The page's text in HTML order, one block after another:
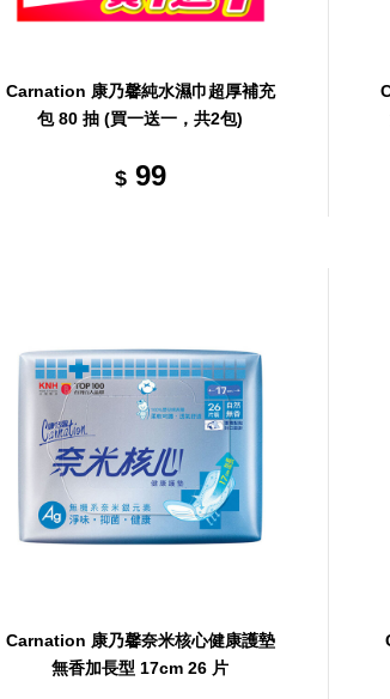
Carnation 康乃馨純水濕巾超厚補充
包 80 抽 (買一送一，共2包)
$99
Carnation 康乃馨奈米核心健康護墊
無香加長型 17cm 26 片